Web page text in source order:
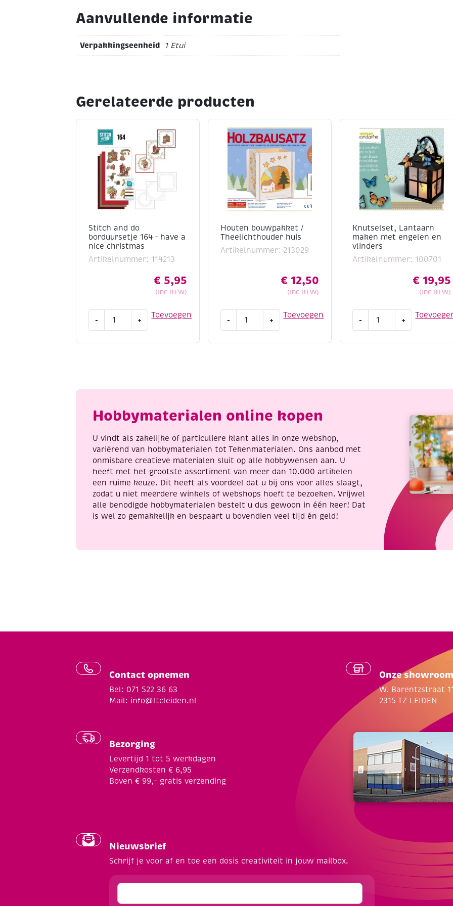
Aanvullende informatie
Verpakkingseenheid 1 Etui
Gerelateerde producten
Stitch and do
borduursetje 164 – have a
nice christmas
Artikelnummer: 114213
€ 5,95
(Inc BTW)
Toevoegen
-
christmas
+
Houten bouwpakket /
Theelichthouder huis
Artikelnummer: 213029
€ 12,50
(Inc BTW)
Toevoegen
- +
Knutselset, Lantaarn
maken met engelen en
vlinders
Artikelnummer: 100701
€ 19,95
(Inc BTW)
- +
Hobbymaterialen online kopen
U vindt als zakelijke of particuliere klant alles in onze webshop,
variërend van hobbymaterialen tot Tekenmaterialen. Ons aanbod met
onmisbare creatieve materialen sluit op alle hobbywensen aan. U
heeft met het grootste assortiment van meer dan 10.000 artikelen
een ruime keuze. Dit heeft als voordeel dat u bij ons voor alles slaagt,
zodat u niet meerdere winkels of webshops hoeft te bezoeken. Vrijwel
alle benodigde hobbymaterialen bestelt u dus gewoon in één keer! Dat
is wel zo gemakkelijk en bespaart u bovendien veel tijd én geld!
Contact opnemen
Bel: 071 522 36 63
Mail: info@ltcleiden.nl
Bezorging
Levertijd 1 tot 5 werkdagen
Verzendkosten € 6,95
Boven € 99,- gratis verzending
Onze showroom
W. Barentzstraat
2315 TZ LEIDEN
Nieuwsbrief
Schrijf je voor af en toe een dosis creativiteit in jouw mailbox.